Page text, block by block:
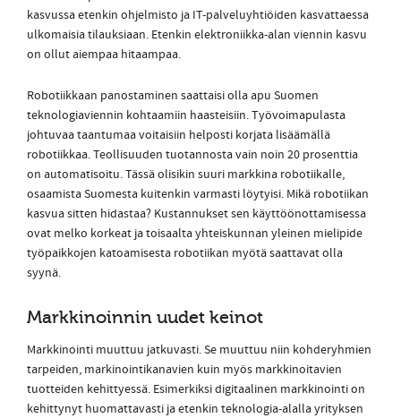
kasvussa etenkin ohjelmisto ja IT-palveluyhtiöiden kasvattaessa
ulkomaisia tilauksiaan. Etenkin elektroniikka-alan viennin kasvu
on ollut aiempaa hitaampaa.
Robotiikkaan panostaminen saattaisi olla apu Suomen
teknologiaviennin kohtaamiin haasteisiin. Työvoimapulasta
johtuvaa taantumaa voitaisiin helposti korjata lisäämällä
robotiikkaa. Teollisuuden tuotannosta vain noin 20 prosenttia
on automatisoitu. Tässä olisikin suuri markkina robotiikalle,
osaamista Suomesta kuitenkin varmasti löytyisi. Mikä robotiikan
kasvua sitten hidastaa? Kustannukset sen käyttöönottamisessa
ovat melko korkeat ja toisaalta yhteiskunnan yleinen mielipide
työpaikkojen katoamisesta robotiikan myötä saattavat olla
syynä.
Markkinoinnin uudet keinot
Markkinointi muuttuu jatkuvasti. Se muuttuu niin kohderyhmien
tarpeiden, markinointikanavien kuin myös markkinoitavien
tuotteiden kehittyessä. Esimerkiksi digitaalinen markkinointi on
kehittynyt huomattavasti ja etenkin teknologia-alalla yrityksen